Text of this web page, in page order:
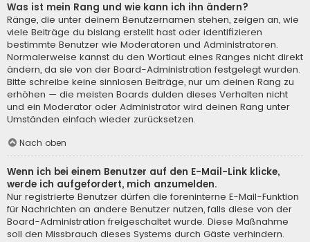
Was ist mein Rang und wie kann ich ihn ändern?
Ränge, die unter deinem Benutzernamen stehen, zeigen an, wie
viele Beiträge du bislang erstellt hast oder identifizieren
bestimmte Benutzer wie Moderatoren und Administratoren.
Normalerweise kannst du den Wortlaut eines Ranges nicht direkt
ändern, da sie von der Board-Administration festgelegt wurden.
Bitte schreibe keine sinnlosen Beiträge, nur um deinen Rang zu
erhöhen — die meisten Boards dulden dieses Verhalten nicht
und ein Moderator oder Administrator wird deinen Rang unter
Umständen einfach wieder zurücksetzen.
Nach oben
Wenn ich bei einem Benutzer auf den E-Mail-Link klicke,
werde ich aufgefordert, mich anzumelden.
Nur registrierte Benutzer dürfen die foreninterne E-Mail-Funktion
für Nachrichten an andere Benutzer nutzen, falls diese von der
Board-Administration freigeschaltet wurde. Diese Maßnahme
soll den Missbrauch dieses Systems durch Gäste verhindern.